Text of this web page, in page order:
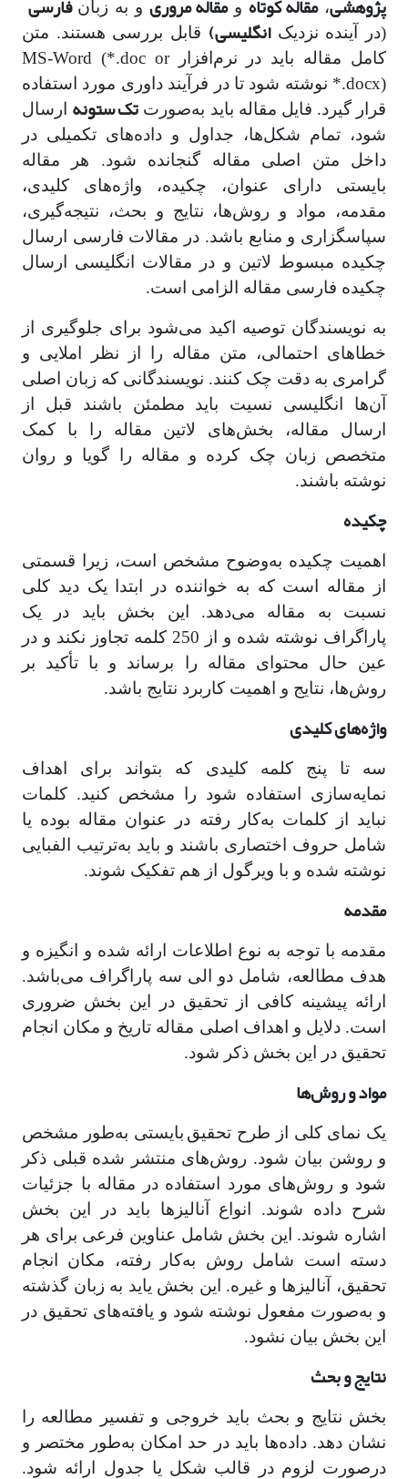
پژوهشی،مقاله کوتاه ومقاله مروری و به زبانفارسی
(در آینده نزدیکانگلیسی) قابل بررسی هستند. متن
کامل مقاله باید در نرم‌افزار MS-Word (*.doc or
*.docx) نوشته شود تا در فرآیند داوری مورد استفاده
قرار گیرد. فایل مقاله باید به‌صورت تک ستونه ارسال
شود، تمام شکل‌ها، جداول و داده‌های تکمیلی در
داخل متن اصلی مقاله گنجانده شود. هر مقاله
بایستی دارای عنوان، چکیده، واژه‌های کلیدی،
مقدمه، مواد و روش‌ها، نتایج و بحث، نتیجه‌گیری،
سپاسگزاری و منابع باشد. در مقالات فارسی ارسال
چکیده مبسوط لاتین و در مقالات انگلیسی ارسال
چکیده فارسی مقاله الزامی است.
به نویسندگان توصیه اکید می‌شود برای جلوگیری از
خطاهای احتمالی، متن مقاله را از نظر املایی و
گرامری به دقت چک کنند. نویسندگانی که زبان اصلی
آن‌ها انگلیسی نسیت باید مطمئن باشند قبل از
ارسال مقاله، بخش‌های لاتین مقاله را با کمک
متخصص زبان چک کرده و مقاله را گویا و روان
نوشته باشند.
چکیده
اهمیت چکیده به‌وضوح مشخص است، زیرا قسمتی
از مقاله است که به خواننده در ابتدا یک دید کلی
نسبت به مقاله می‌دهد. این بخش باید در یک
پاراگراف نوشته شده و از 250 کلمه تجاوز نکند و در
عین حال محتوای مقاله را برساند و با تأکید بر
روش‌ها، نتایج و اهمیت کاربرد نتایج باشد.
واژه‌های کلیدی
سه تا پنج کلمه کلیدی که بتواند برای اهداف
نمایه‌سازی استفاده شود را مشخص کنید. کلمات
نباید از کلمات به‌کار رفته در عنوان مقاله بوده یا
شامل حروف اختصاری باشند و باید به‌ترتیب الفبایی
نوشته شده و با ویرگول از هم تفکیک شوند.
مقدمه
مقدمه با توجه به نوع اطلاعات ارائه شده و انگیزه و
هدف مطالعه، شامل دو الی سه پاراگراف می‌باشد.
ارائه پیشینه کافی از تحقیق در این بخش ضروری
است. دلایل و اهداف اصلی مقاله تاریخ و مکان انجام
تحقیق در این بخش ذکر شود.
مواد و روش‌ها
یک نمای کلی از طرح تحقیق بایستی به‌طور مشخص
و روشن بیان شود. روش‌های منتشر شده قبلی ذکر
شود و روش‌های مورد استفاده در مقاله با جزئیات
شرح داده شوند. انواع آنالیزها باید در این بخش
اشاره شوند. این بخش شامل عناوین فرعی برای هر
دسته است شامل روش به‌کار رفته، مکان انجام
تحقیق، آنالیزها و غیره. این بخش یاید به زبان گذشته
و به‌صورت مفعول نوشته شود و یافته‌های تحقیق در
این بخش بیان نشود.
نتایج و بحث
بخش نتایج و بحث باید خروجی و تفسیر مطالعه را
نشان دهد. داده‌ها باید در حد امکان به‌طور مختصر و
درصورت لزوم در قالب شکل یا جدول ارائه شود.